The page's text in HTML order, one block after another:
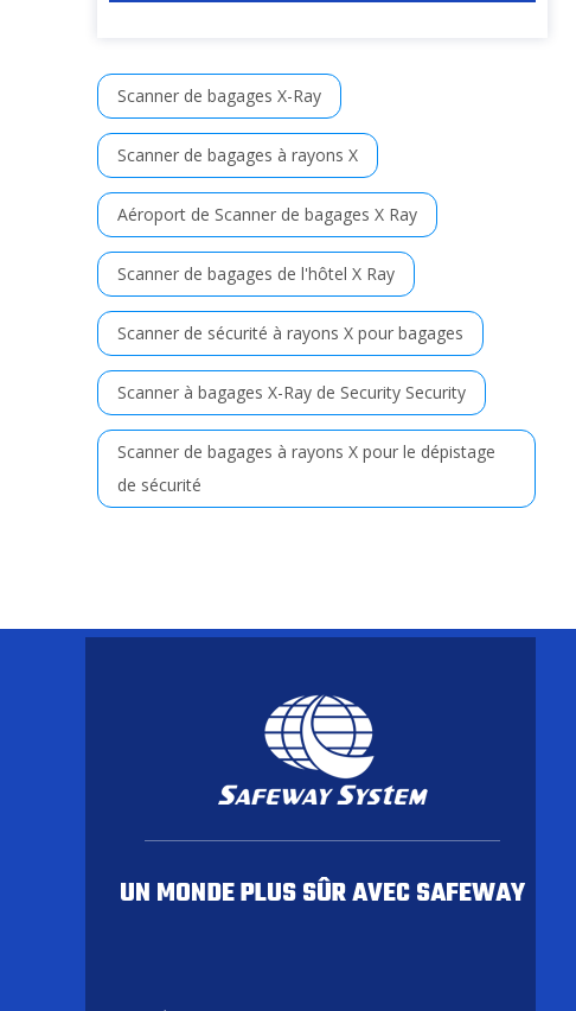
Scanner de bagages X-Ray
Scanner de bagages à rayons X
Aéroport de Scanner de bagages X Ray
Scanner de bagages de l'hôtel X Ray
Scanner de sécurité à rayons X pour bagages
Scanner à bagages X-Ray de Security Security
Scanner de bagages à rayons X pour le dépistage
de sécurité
UN MONDE PLUS SÛR AVEC SAFEWAY